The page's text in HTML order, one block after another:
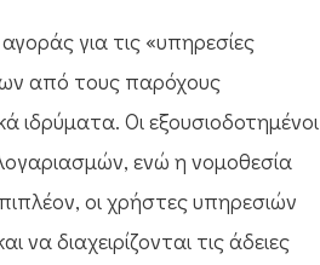
για τις «υπηρεσίες
από τους παρόχους
Οι εξουσιοδοτημένοι
ενώ η νομοθεσία
οι χρήστες υπηρεσιών
διαχειρίζονται τις άδειες